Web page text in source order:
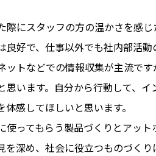
際にスタッフの方の温かさを感
好で、仕事以外でも社内部活動
ットなどでの情報収集が主流で
思います。自分から行動して、
感してほしいと思います。
使ってもらう製品づくりとアッ
深め、社会に役立つものづくり